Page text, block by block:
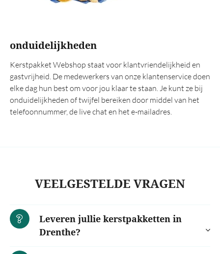
onduidelijkheden
Kerstpakket Webshop staat voor klantvriendelijkheid en
gastvrijheid. De medewerkers van onze klantenservice doen
elke dag hun best om voor jou klaar te staan. Je kunt ze bij
onduidelijkheden of twijfel bereiken door middel van het
telefoonnummer, de live chat en het e-mailadres.
VEELGESTELDE VRAGEN
Leveren jullie kerstpakketten in
Drenthe?